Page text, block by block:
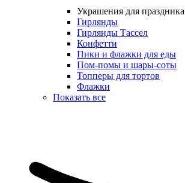
Украшения для праздника
Гирлянды
Гирлянды Тассел
Конфетти
Пики и флажки для еды
Пом-помы и шары-соты
Топперы для тортов
Флажки
Показать все